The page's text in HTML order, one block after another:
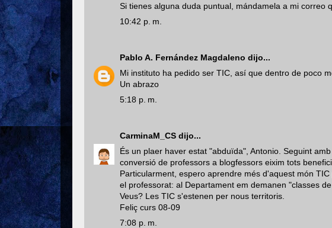
Si tienes alguna duda puntual, mándamela a mi correo
10:42 p. m.
Pablo A. Fernández Magdaleno dijo...
Mi instituto ha pedido ser TIC, así que dentro de poco
Un abrazo
5:18 p. m.
CarminaM_CS dijo...
És un plaer haver estat "abduïda", Antonio. Seguint
conversió de professors a blogfessors eixim tots
Particularment, espero aprendre més d'aquest món
el professorat: al Departament em demanen "classes
Veus? Les TIC s'estenen per nous territoris.
Feliç curs 08-09
7:08 p. m.